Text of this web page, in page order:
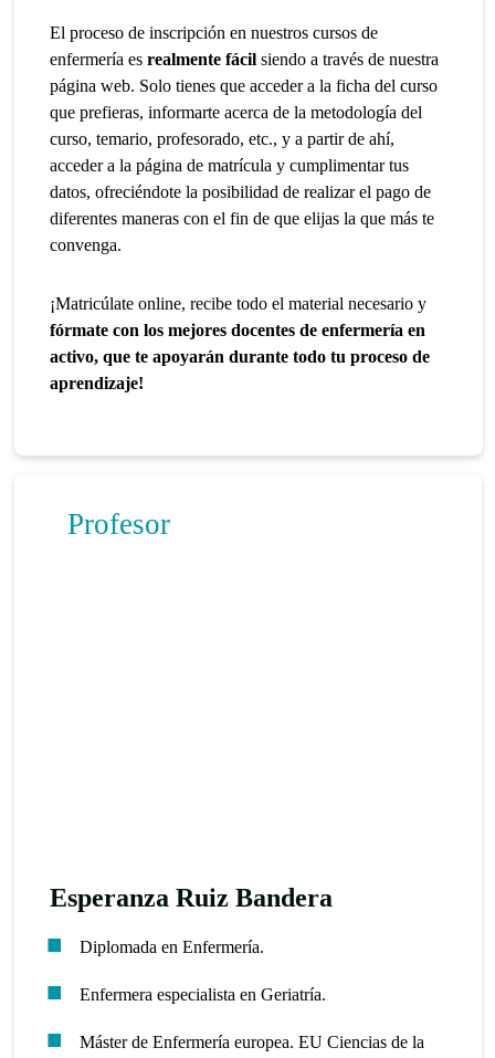
El proceso de inscripción en nuestros cursos de
enfermería esrealmente fácil siendo a través de nuestra
página web. Solo tienes que acceder a la ficha del curso
que prefieras, informarte acerca de la metodología del
curso, temario, profesorado, etc., y a partir de ahí,
acceder a la página de matrícula y cumplimentar tus
datos, ofreciéndote la posibilidad de realizar el pago de
diferentes maneras con el fin de que elijas la que más te
convenga.
¡Matricúlate online, recibe todo el material necesario y
fórmate con los mejores docentes de enfermería en
activo, que te apoyarán durante todo tu proceso de
aprendizaje!
Profesor
Esperanza Ruiz Bandera
Diplomada en Enfermería.
Enfermera especialista en Geriatría.
Máster de Enfermería europea. EU Ciencias de la